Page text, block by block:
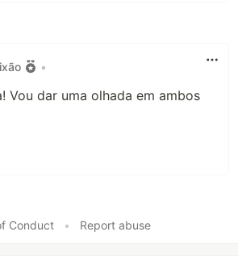
•
Vou dar uma olhada em ambos
Conduct
• Report abuse